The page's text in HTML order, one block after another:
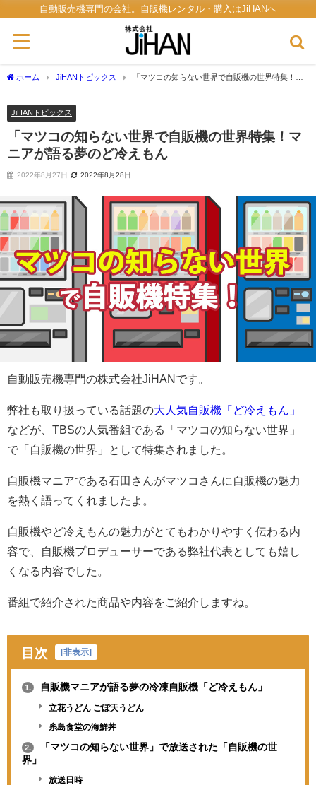
自動販売機専門の会社。自販機レンタル・購入はJiHANへ
ホーム JiHANトピックス
「マツコの知らない世界で自販機の世界特集！マ
JiHANトピックス
「マツコの知らない世界で自販機の世界特集！マ
ニアが語る夢のど冷えもん
2022年8月27日 2022年8月28日
自動販売機専門の株式会社JiHANです。
弊社も取り扱っている話題の大人気自販機「ど冷えもん」
などが、TBSの人気番組である「マツコの知らない世界」
で「自販機の世界」として特集されました。
自販機マニアである石田さんがマツコさんに自販機の魅力
を熱く語ってくれましたよ。
自販機やど冷えもんの魅力がとてもわかりやすく伝わる内
容で、自販機プロデューサーである弊社代表としても嬉し
くなる内容でした。
番組で紹介された商品や内容をご紹介しますね。
目次 非表示
1. 自販機マニアが語る夢の冷凍自販機「ど冷えもん」
立花うどん ごぼ天うどん
糸島食堂の海鮮丼
2.
「マツコの知らない世界」で放送された「自販機の世
界」
放送日時